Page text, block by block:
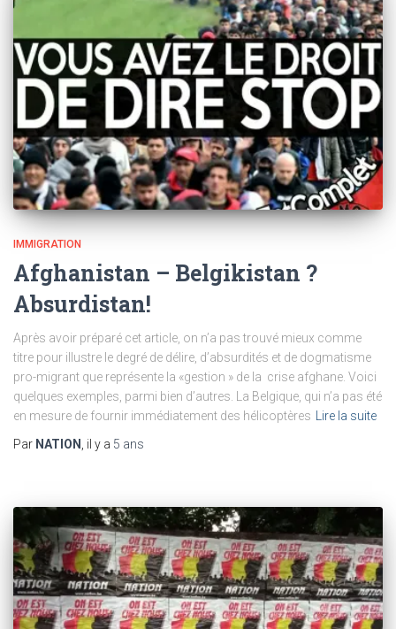
IMMIGRATION
Afghanistan – Belgikistan ?
Absurdistan!
Après avoir préparé cet article, on n’a pas trouvé mieux comme
titre pour illustre le degré de délire, d’absurdités et de dogmatisme
pro-migrant que représente la «gestion » de la crise afghane. Voici
quelques exemples, parmi bien d’autres. La Belgique, qui n’a pas été
en mesure de fournir immédiatement des hélicoptères
Lire la suite
Par NATION , il y a 5 ans